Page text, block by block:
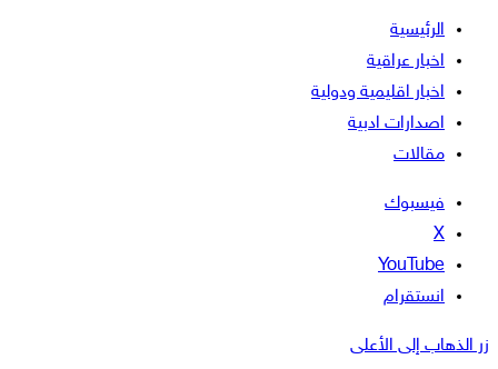
الرئيسية
اخبار عراقية
اخبار اقليمية ودولية
اصدارات ادبية
مقالات
فيسبوك
‫X
‫YouTube
انستقرام
زر الذهاب إلى الأعلى